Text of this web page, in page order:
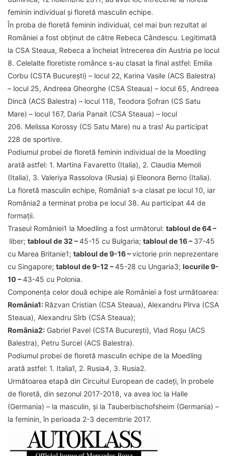
feminin individual și floretă masculin echipe.
În proba de floretă feminin individual, cel mai bun rezultat al
României a fost obținut de către Rebeca Cândescu. Legitimată
la CSA Steaua, Rebeca a încheiat întrecerea din Austria pe locul
8. Celelalte floretiste românce s-au clasat la final astfel: Emilia
Corbu (CSTA București) – locul 22, Karina Vasile (ACS Balestra)
– locul 25, Andreea Gheorghe (CSA Steaua) – locul 65, Andreea
Dincă (ACS Balestra) – locul 118, Teodora Șofran (CS Satu
Mare) – locul 167, Daria Panait (CSA Steaua) – locul
206. Melissa Korossy (CS Satu Mare) nu a tras! Au participat
228 de sportive.
Podiumul probei de floretă feminin individual de la Moedling
arată astfel: 1. Martina Favaretto (Italia), 2. Claudia Memoli
(Italia), 3. Valeriya Rassolova (Rusia) și Eleonora Berno (Italia).
La floretă masculin echipe, România1 s-a clasat pe locul 10, iar
România2 a terminat proba pe locul 38. Au participat 44 de
formații.
Traseul României1 la Moedling a fost următorul: tabloul de 64 –
liber; tabloul de 32 –45-15 cu Bulgaria; tabloul de 16 – 37-45
cu Marea Britanie1; tabloul de 9-16 –victorie prin neprezentare
cu Singapore; tabloul de 9-12 –45-28 cu Ungaria3; locurile 9-
10 –43-45 cu Polonia.
Componența celor două echipe ale României a fost următoarea:
România1: Răzvan Cristian (CSA Steaua), Alexandru Pîrva (CSA
Steaua), Alexandru Sîrb (CSA Steaua);
România2: Gabriel Pavel (CSTA București), Vlad Roșu (ACS
Balestra), Petru Surcel (ACS Balestra).
Podiumul probei de floretă masculin echipe de la Moedling
arată astfel: 1. Italia1, 2. Rusia4, 3. Rusia2.
Următoarea etapă din Circuitul European de cadeți, în probele
de floretă, din sezonul 2017-2018, va avea loc la Halle
(Germania) – la masculin, și la Tauberbischofsheim (Germania) –
la feminin, în perioada 2-3 decembrie 2017.